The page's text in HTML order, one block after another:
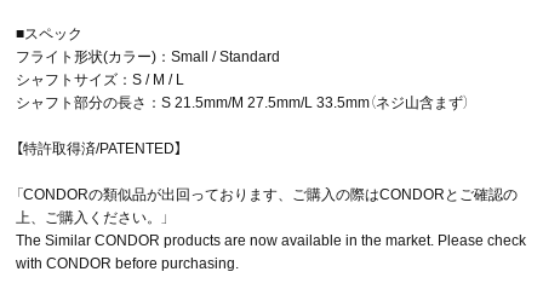
■スペック
フライト形状(カラー)：Small / Standard
シャフトサイズ：S / M / L
シャフト部分の長さ：S 21.5mm/M 27.5mm/L 33.5mm（ネジ山含まず）
【特許取得済/PATENTED】
「CONDORの類似品が出回っております、ご購入の際はCONDORとご確認の
上、ご購入ください。」
The Similar CONDOR products are now available in the market. Please check
with CONDOR before purchasing.